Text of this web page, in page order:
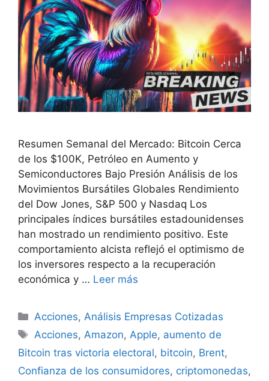
Resumen Semanal del Mercado: Bitcoin Cerca
de los $100K, Petróleo en Aumento y
Semiconductores Bajo Presión Análisis de los
Movimientos Bursátiles Globales Rendimiento
del Dow Jones, S&P 500 y Nasdaq Los
principales índices bursátiles estadounidenses
han mostrado un rendimiento positivo. Este
comportamiento alcista reflejó el optimismo de
los inversores respecto a la recuperación
económica y … Leer más
Categorías
Acciones,Análisis Empresas Cotizadas
Etiquetas
Acciones,Amazon,Apple, aumento de
Bitcoin tras victoria electoral, bitcoin, Brent,
Confianza de los consumidores, criptomonedas,